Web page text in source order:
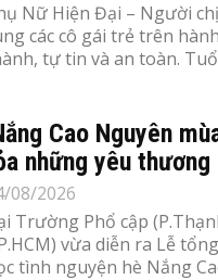
Nữ Hiện Đại – Người
các cô gái trẻ trên
tự tin và an toàn.
Cao Nguyên
những yêu thương
08/2026
Trường Phổ cập
vừa diễn ra Lễ
tình nguyện hè Nắng